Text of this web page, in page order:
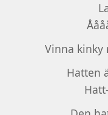
Vinna
Hatten